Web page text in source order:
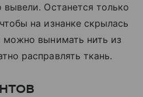
вывели. Останется только
на изнанке скрылась
можно вынимать нить из
расправлять ткань.